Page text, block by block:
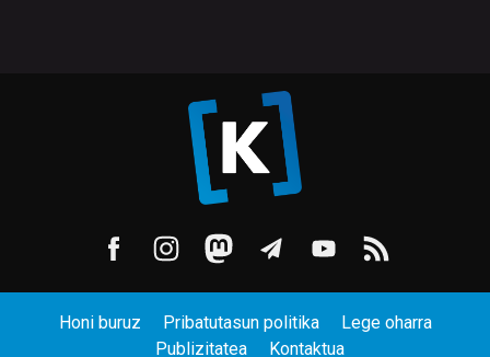
Honi buruz Pribatutasun politika
Lege oharra
Publizitatea
Kontaktua